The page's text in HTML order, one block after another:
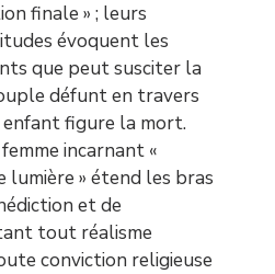
finale » ; leurs
évoquent les
que peut susciter la
défunt en travers
figure la mort.
incarnant «
lumière » étend les bras
et de
tout réalisme
conviction religieuse